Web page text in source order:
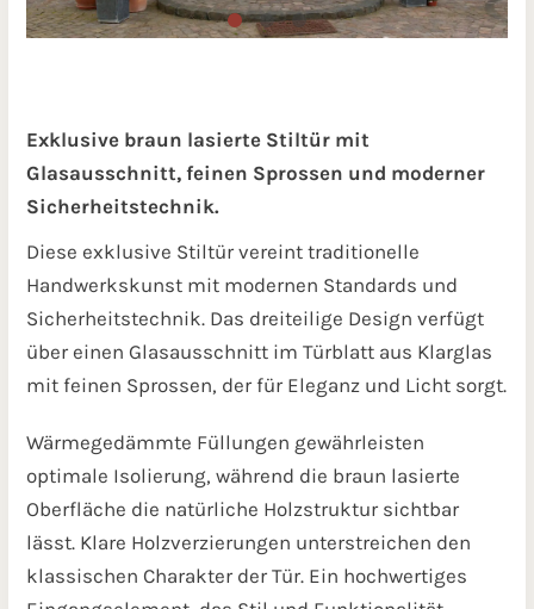
Exklusive braun lasierte Stiltür mit
Glasausschnitt, feinen Sprossen und moderner
Sicherheitstechnik.
Diese exklusive Stiltür vereint traditionelle
Handwerkskunst mit modernen Standards und
Sicherheitstechnik. Das dreiteilige Design verfügt
über einen Glasausschnitt im Türblatt aus Klarglas
mit feinen Sprossen, der für Eleganz und Licht sorgt.
Wärmegedämmte Füllungen gewährleisten
optimale Isolierung, während die braun lasierte
Oberfläche die natürliche Holzstruktur sichtbar
lässt. Klare Holzverzierungen unterstreichen den
klassischen Charakter der Tür. Ein hochwertiges